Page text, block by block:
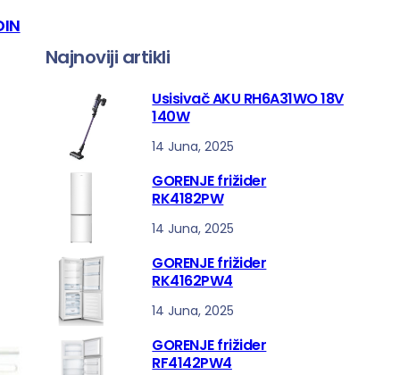
Najnoviji artikli
Usisivač AKU RH6A31WO 18V
140W
14 Juna, 2025
GORENJE frižider
RK4182PW
14 Juna, 2025
GORENJE frižider
RK4162PW4
14 Juna, 2025
GORENJE frižider
RF4142PW4